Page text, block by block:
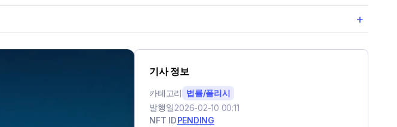
+
기사 정보
카테고리 법률/폴리시
발행일2026-02-10 00:11
NFT IDPENDING